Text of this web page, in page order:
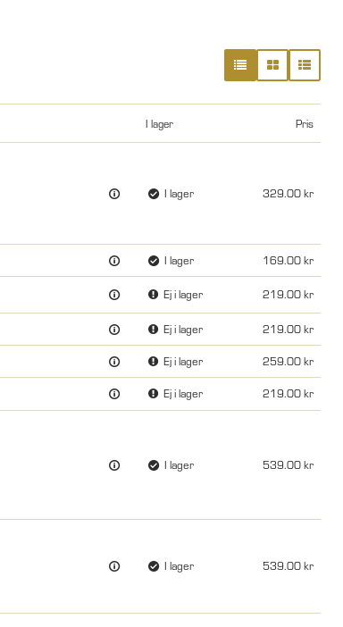
I lager Pris
I lager 329.00
I lager 169.00
Ej i lager 219.00
Ej i lager
219.00
Ej i lager
259.00
Ej i lager 219.00
I lager 539.00
I lager 539.00